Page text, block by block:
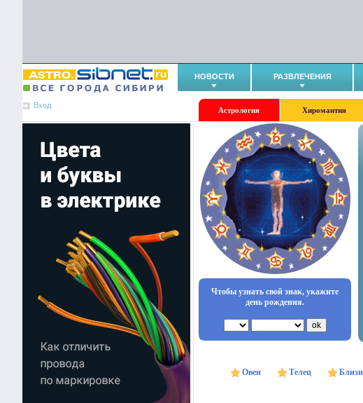
НОВОСТИ РАЗВЛЕЧЕНИЯ
Вход
Астрология Хиромантия
Чтобы узнать свой знак, укажите
день рождения.
Овен Телец